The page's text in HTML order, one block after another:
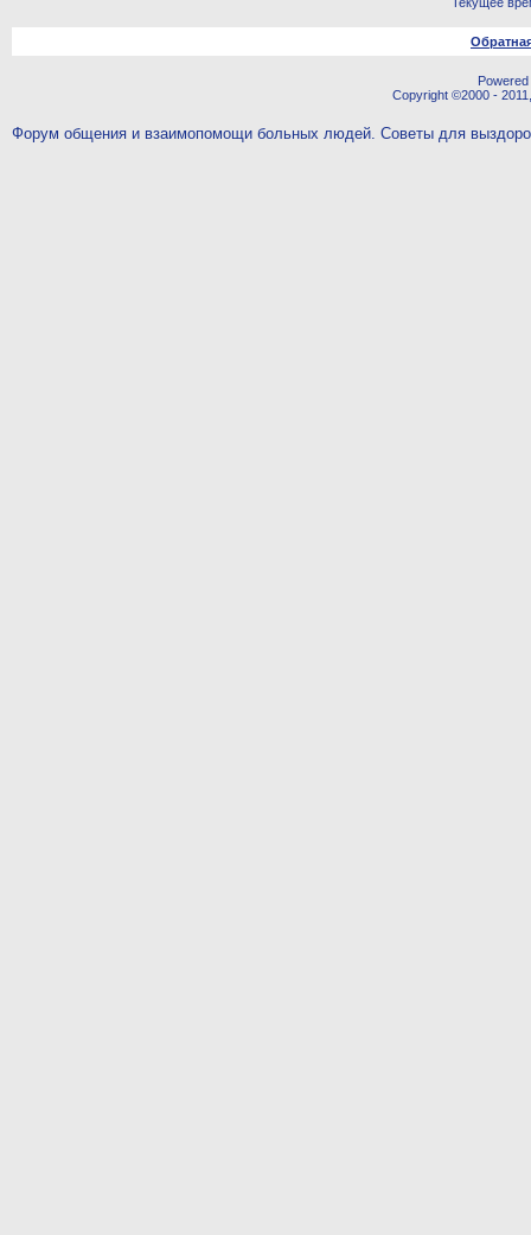
Copyright ©2000 -
Форум общения и взаимопомощи больных людей. Советы для